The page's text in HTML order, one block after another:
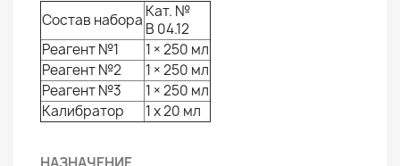
Состав набора Кат. №
В 04.12
Реагент №1
1 × 250 мл
Реагент №2
1 × 250 мл
Реагент №3
1 × 250 мл
Калибратор
1 х 20 мл